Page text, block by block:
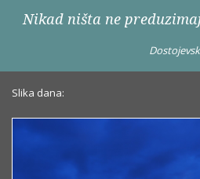
Nikad ništa ne
Slika dana: